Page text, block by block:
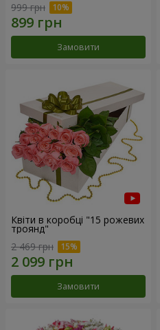
999 грн
Замовити
Квіти в коробці "15 рожевих
троянд"
2 469 грн
Замовити